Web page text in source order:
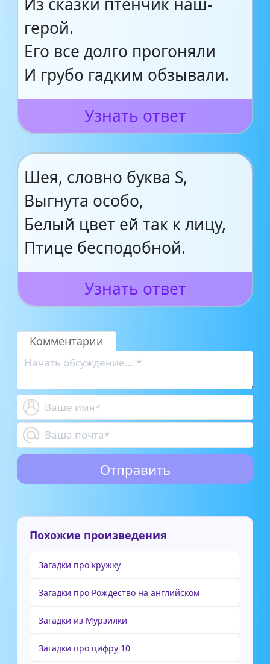
Из сказки птенчик наш-
герой.
Его все долго прогоняли
И грубо гадким обзывали.
Узнать ответ
Шея, словно буква S,
Выгнута особо,
Белый цвет ей так к лицу,
Птице бесподобной.
Узнать ответ
Комментарии
Похожие произведения
Загадки про кружку
Загадки про Рождество на английском
Загадки из Мурзилки
Загадки про цифру 10